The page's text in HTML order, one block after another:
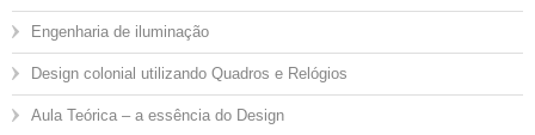
Engenharia de iluminação
Design colonial utilizando Quadros e Relógios
Aula Teórica – a essência do Design